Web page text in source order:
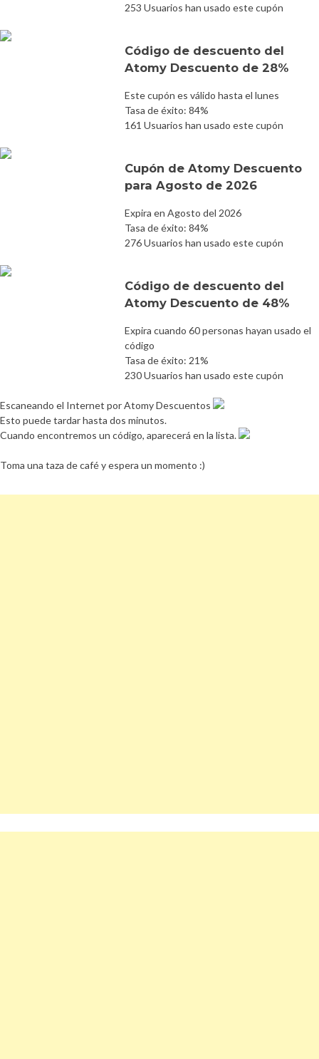
253 Usuarios han usado este cupón
Código de descuento del
Atomy Descuento de 28%
Este cupón es válido hasta el lunes
Tasa de éxito: 84%
161 Usuarios han usado este cupón
Cupón de Atomy Descuento
para Agosto de 2026
Expira en Agosto del 2026
Tasa de éxito: 84%
276 Usuarios han usado este cupón
Código de descuento del
Atomy Descuento de 48%
Expira cuando 60 personas hayan usado el
código
Tasa de éxito: 21%
230 Usuarios han usado este cupón
Escaneando el Internet por Atomy Descuentos
Esto puede tardar hasta dos minutos.
Cuando encontremos un código, aparecerá en la lista.
Toma una taza de café y espera un momento :)